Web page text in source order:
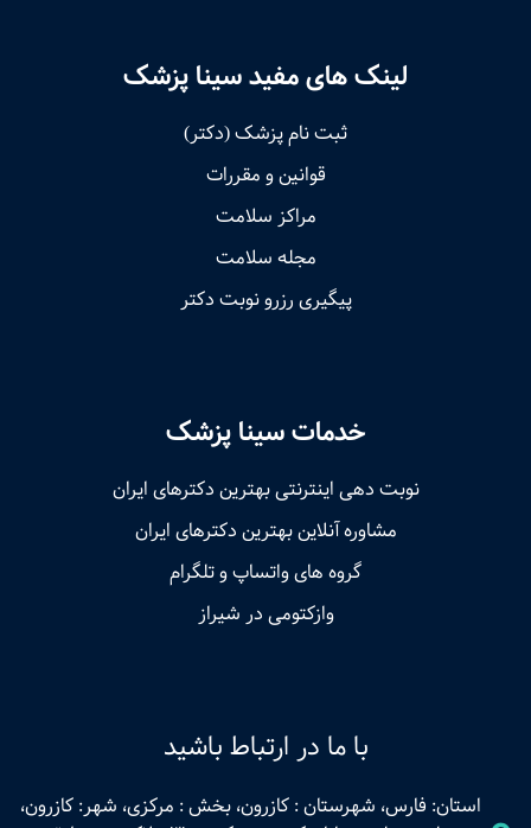
لینک های مفید سینا پزشک
ثبت نام پزشک (دکتر)
قوانین و مقررات
مراکز سلامت
مجله سلامت
پیگیری رزرو نوبت دکتر
خدمات سینا پزشک
نوبت‌ دهی اینترنتی بهترین دکترهای ایران
مشاوره آنلاین بهترین دکترهای ایران
گروه های واتساپ و تلگرام
وازکتومی در شیراز
با ما در ارتباط باشید
استان: فارس، شهرستان : کازرون، بخش : مرکزی، شهر: کازرون،